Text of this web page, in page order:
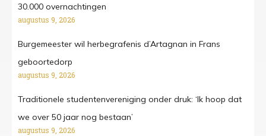
30.000 overnachtingen
augustus 9, 2026
Burgemeester wil herbegrafenis d’Artagnan in Frans
geboortedorp
augustus 9, 2026
Traditionele studentenvereniging onder druk: ‘Ik hoop dat
we over 50 jaar nog bestaan’
augustus 9, 2026